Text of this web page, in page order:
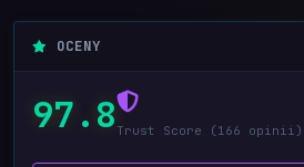
OCENY
97.8 Trust Score (166 opinii)